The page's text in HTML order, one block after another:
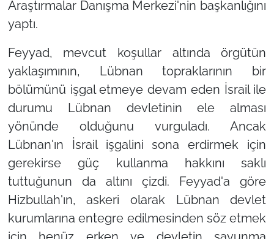
Araştırmalar Danışma Merkezi'nin başkanlığını
yaptı.
Feyyad, mevcut koşullar altında örgütün
yaklaşımının, Lübnan topraklarının bir
bölümünü işgal etmeye devam eden İsrail ile
durumu Lübnan devletinin ele alması
yönünde olduğunu vurguladı. Ancak
Lübnan'ın İsrail işgalini sona erdirmek için
gerekirse güç kullanma hakkını saklı
tuttuğunun da altını çizdi. Feyyad'a göre
Hizbullah'ın, askeri olarak Lübnan devlet
kurumlarına entegre edilmesinden söz etmek